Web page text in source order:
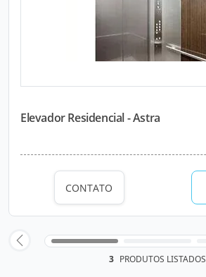
Elevador Residencial - Astra
CONTATO
3 PRODUTOS LISTADOS